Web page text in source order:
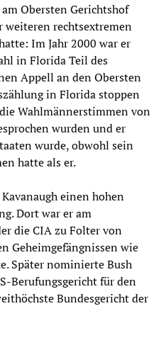
Obersten Gerichtshof
weiteren rechtsextremen
Im Jahr 2000 war er
in Florida Teil des
Appell an den Obersten
in Florida stoppen
Wahlmännerstimmen von
wurden und er
wurde, obwohl sein
hatte als er.
einen hohen
Dort war er am
die CIA zu Folter von
Geheimgefängnissen wie
Später nominierte Bush
Berufungsgericht für den
Bundesgericht der